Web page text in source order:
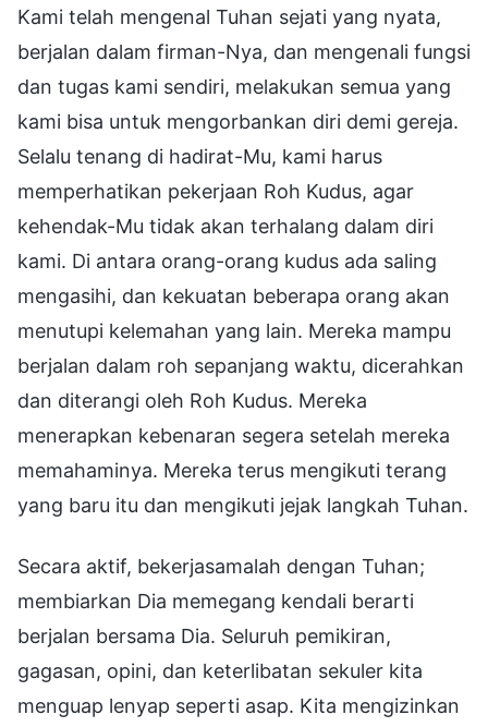
Kami telah mengenal Tuhan sejati yang nyata,
berjalan dalam firman-Nya, dan mengenali fungsi
dan tugas kami sendiri, melakukan semua yang
kami bisa untuk mengorbankan diri demi gereja.
Selalu tenang di hadirat-Mu, kami harus
memperhatikan pekerjaan Roh Kudus, agar
kehendak-Mu tidak akan terhalang dalam diri
kami. Di antara orang-orang kudus ada saling
mengasihi, dan kekuatan beberapa orang akan
menutupi kelemahan yang lain. Mereka mampu
berjalan dalam roh sepanjang waktu, dicerahkan
dan diterangi oleh Roh Kudus. Mereka
menerapkan kebenaran segera setelah mereka
memahaminya. Mereka terus mengikuti terang
yang baru itu dan mengikuti jejak langkah Tuhan.
Secara aktif, bekerjasamalah dengan Tuhan;
membiarkan Dia memegang kendali berarti
berjalan bersama Dia. Seluruh pemikiran,
gagasan, opini, dan keterlibatan sekuler kita
menguap lenyap seperti asap. Kita mengizinkan